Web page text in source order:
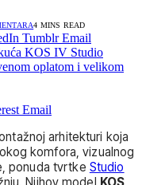
4 MINS READ
Tumblr Email
Email
arhitekturi koja
komfora, vizualnog
ponuda tvrtke Studio